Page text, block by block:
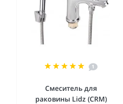
1
Смеситель для
раковины Lidz (CRM)